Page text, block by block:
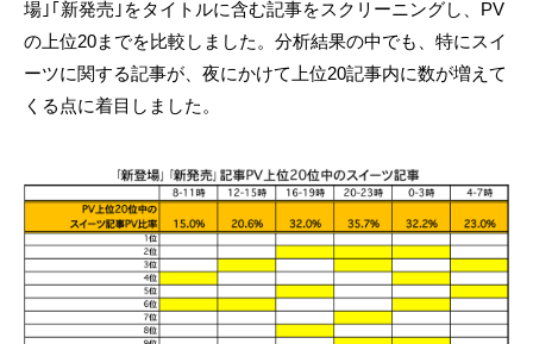
場｣｢新発売｣をタイトルに含む記事をスクリーニングし、PV
の上位20までを比較しました。分析結果の中でも、特にスイ
ーツに関する記事が、夜にかけて上位20記事内に数が増えて
くる点に着目しました。